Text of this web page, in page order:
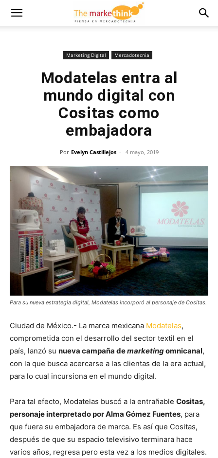
Marketing Digital Mercadotecnia
Modatelas entra al
mundo digital con
Cositas como
embajadora
Por Evelyn Castillejos - 4 mayo, 2019
Para su nueva estrategia digital, Modatelas incorporó al personaje de Cositas.
Ciudad de México.- La marca mexicana Modatelas,
comprometida con el desarrollo del sector textil en el
país, lanzó su nueva campaña demarketingomnicanal,
con la que busca acercarse a las clientas de la era actual,
para lo cual incursiona en el mundo digital.
Para tal efecto, Modatelas buscó a la entrañable Cositas,
personaje interpretado por Alma Gómez Fuentes, para
que fuera su embajadora de marca. Es así que Cositas,
después de que su espacio televisivo terminara hace
varios años, regresa pero esta vez a los medios digitales.